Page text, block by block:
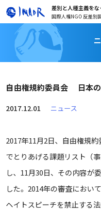
差別と人種主義をな
国際人権NGO 反差別
自由権規約委員会 日本
2017.12.01 ニュース
2017年11月2日、自由権規
でとりあげる課題リスト（
し、11月30日、その内容が
した。2014年の審査におい
ヘイトスピーチを禁止する